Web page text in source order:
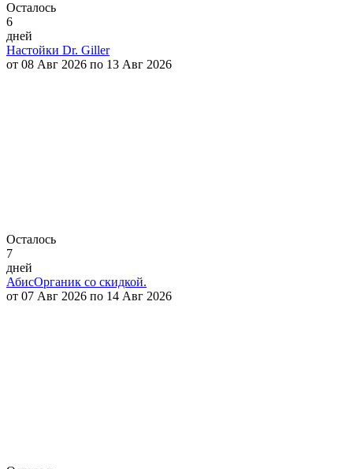
Осталось
6
дней
Настойки Dr. Giller
от 08 Авг 2026 по 13 Авг 2026
Осталось
7
дней
АбисОрганик со скидкой.
от 07 Авг 2026 по 14 Авг 2026